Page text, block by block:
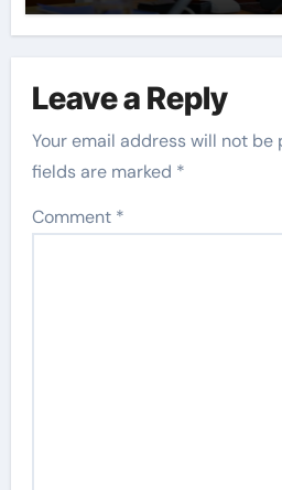
Leave a Reply
Your email address will not be
fields are marked *
Comment *